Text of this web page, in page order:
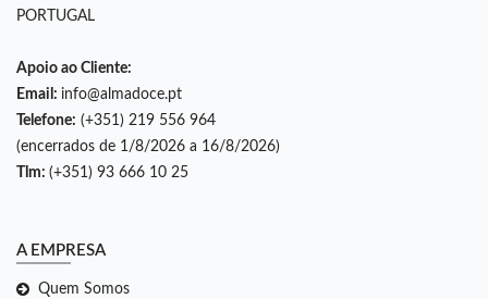
PORTUGAL
Apoio ao Cliente:
Email: info@almadoce.pt
Telefone: (+351) 219 556 964
(encerrados de 1/8/2026 a 16/8/2026)
Tlm: (+351) 93 666 10 25
A EMPRESA
Quem Somos